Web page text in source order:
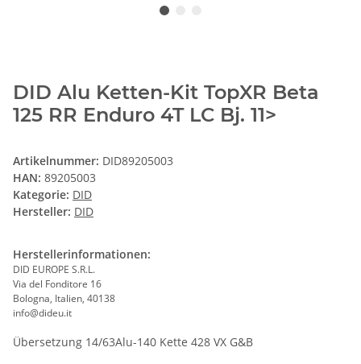
DID Alu Ketten-Kit TopXR Beta
125 RR Enduro 4T LC Bj. 11>
Artikelnummer: DID89205003
HAN: 89205003
Kategorie: DID
Hersteller: DID
Herstellerinformationen:
DID EUROPE S.R.L.
Via del Fonditore 16
Bologna, Italien, 40138
info@dideu.it
Übersetzung 14/63Alu-140 Kette 428 VX G&B